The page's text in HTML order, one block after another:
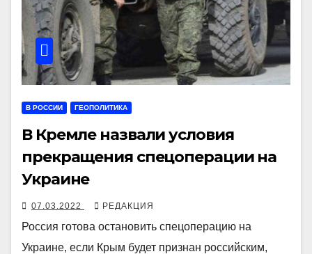
В РОССИИ ГЕОПОЛИТИКА
В Кремле назвали условия
прекращения спецоперации на
Украине
07.03.2022 РЕДАКЦИЯ
Россия готова остановить спецоперацию на
Украине, если Крым будет признан российским,